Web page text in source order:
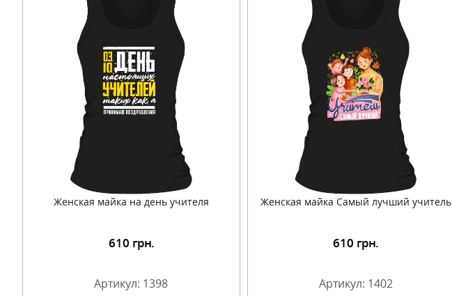
Женская майка на день учителя
610 грн.
Артикул: 1398
Женская майка Самый лучший учитель
Подробнее 610 грн.
Артикул: 1402
Подробнее